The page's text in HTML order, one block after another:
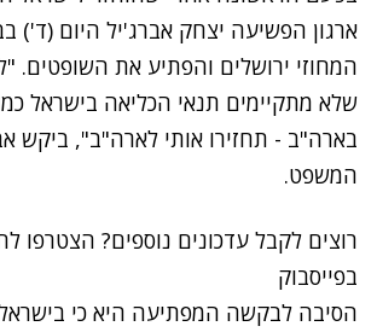
ארגון הפשיעה יצחק אברג'יל היום (ד')
המחוזי ירושלים והפתיע את השופטים.
שלא מתקיימים תנאי הכליאה בישראל
בארה"ב - תחזירו אותי לארה"ב", ביקש
המשפט.
בפייסבוק
הסיבה לבקשה המפתיעה היא כי